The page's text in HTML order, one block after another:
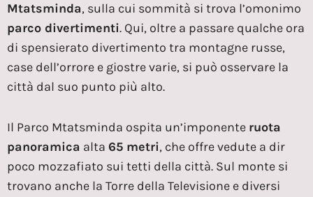
Mtatsminda, sulla cui sommità si trova l’omonimo
parco divertimenti. Qui, oltre a passare qualche ora
di spensierato divertimento tra montagne russe,
case dell’orrore e giostre varie, si può osservare la
città dal suo punto più alto.
Il Parco Mtatsminda ospita un’imponente ruota
panoramica alta 65 metri, che offre vedute a dir
poco mozzafiato sui tetti della città. Sul monte si
trovano anche la Torre della Televisione e diversi